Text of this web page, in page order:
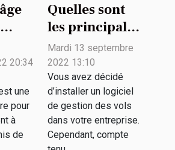
20:34
une
pour
à
de
Quelles sont
les principales
fonctionnalités
d’un logiciel
de gestion de
flotte ?
Mardi 13 septembre
2022 13:10
Vous avez décidé
d’installer un logiciel
de gestion des vols
dans votre entreprise.
Cependant, compte